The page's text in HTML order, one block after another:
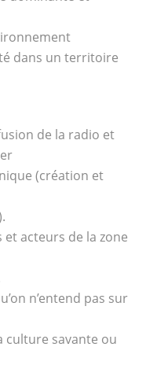
dans un territoire
de la radio et
(création et
acteurs de la zone
n’entend pas sur
culture savante ou